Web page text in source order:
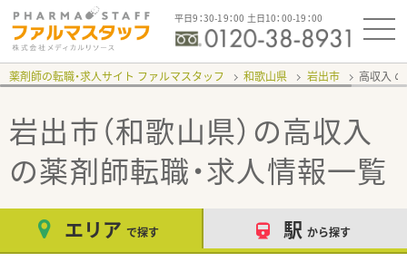
平日9：30-19：00 土日10：00-19：00
薬剤師の転職・求人サイト ファルマスタッフ 和歌山県 岩出市 高収入
岩出市（和歌山県）の高収入
の薬剤師転職・求人情報一覧
エリア で探す 駅 から探す